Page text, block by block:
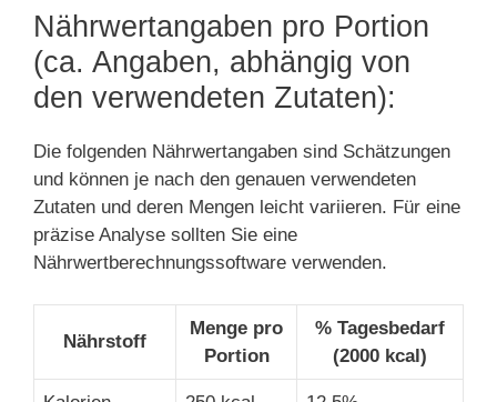
Nährwertangaben pro Portion
(ca. Angaben, abhängig von
den verwendeten Zutaten):
Die folgenden Nährwertangaben sind Schätzungen
und können je nach den genauen verwendeten
Zutaten und deren Mengen leicht variieren. Für eine
präzise Analyse sollten Sie eine
Nährwertberechnungssoftware verwenden.
Nährstoff
Menge pro
Portion
% Tagesbedarf
(2000 kcal)